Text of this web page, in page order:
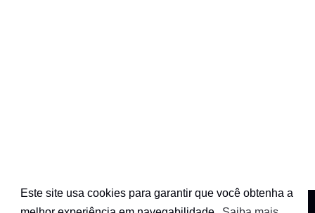
Este site usa cookies para garantir que você obtenha a